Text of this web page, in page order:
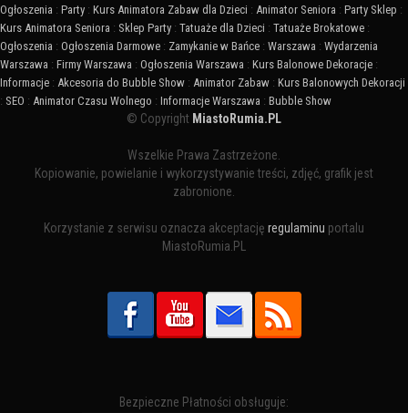
Ogłoszenia : Party : Kurs Animatora Zabaw dla Dzieci : Animator Seniora : Party Sklep :
Kurs Animatora Seniora : Sklep Party : Tatuaże dla Dzieci : Tatuaże Brokatowe :
Ogłoszenia : Ogłoszenia Darmowe : Zamykanie w Bańce : Warszawa : Wydarzenia
Warszawa : Firmy Warszawa : Ogłoszenia Warszawa : Kurs Balonowe Dekoracje :
Informacje : Akcesoria do Bubble Show : Animator Zabaw : Kurs Balonowych Dekoracji
: SEO : Animator Czasu Wolnego : Informacje Warszawa : Bubble Show
© Copyright MiastoRumia.PL
Wszelkie Prawa Zastrzeżone.
Kopiowanie, powielanie i wykorzystywanie treści, zdjęć, grafik jest
zabronione.
Korzystanie z serwisu oznacza akceptację regulaminu portalu
MiastoRumia.PL
Bezpieczne Płatności obsługuje: